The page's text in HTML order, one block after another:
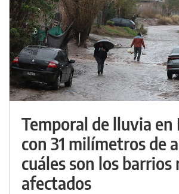
Temporal de lluvia en
con 31 milímetros de
cuáles son los barrios
afectados